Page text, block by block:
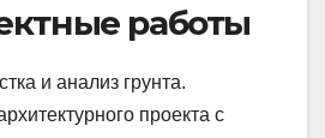
работы
и анализ грунта.
проекта с